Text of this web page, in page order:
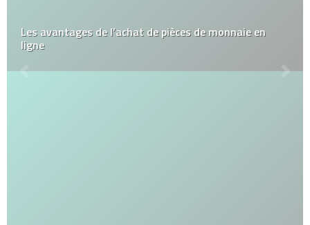
Les avantages de l’achat de pièces de monnaie en
ligne